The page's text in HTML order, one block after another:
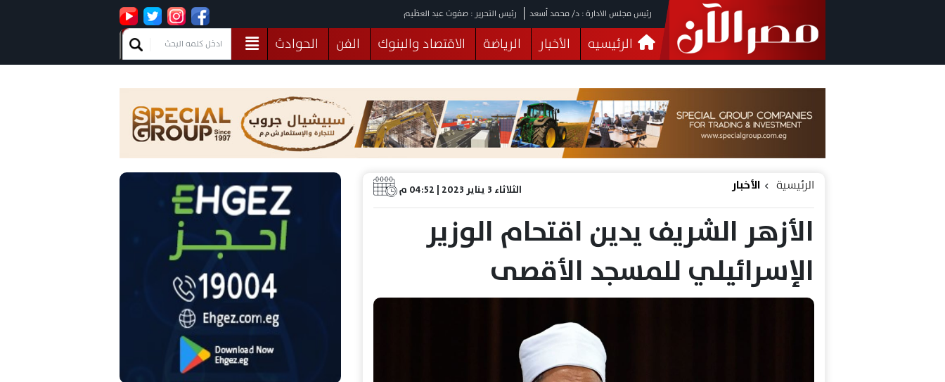
رئيس مجلس الادارة : د/ محمد أسعد رئيس التحرير : صفوت عبد العظيم
الرئيسيه الأخبار الرياضة الاقتصاد والبنوك الفن
الحوادث
فيديوهات
البرلمان صحة الثقافة خدمات منوعات
الثلاثاء 3 يناير 2023 | 04:52 م الرئيسية الأخبار
الأزهر الشريف يدين اقتحام الوزير
الإسرائيلي للمسجد الأقصى